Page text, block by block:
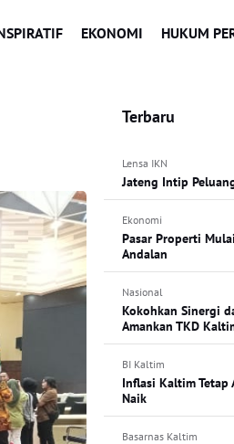
EKONOMI HUKUM
Terbaru
Lensa IKN
Jateng Intip
Ekonomi
Pasar Properti
Andalan
Nasional
Kokohkan Sinergi
Amankan TKD
BI Kaltim
Inflasi Kaltim Tetap
Naik
Basarnas Kaltim